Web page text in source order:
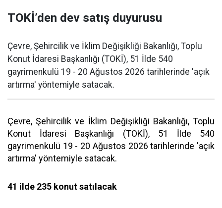
TOKİ’den dev satış duyurusu
Çevre, Şehircilik ve İklim Değişikliği Bakanlığı, Toplu
Konut İdaresi Başkanlığı (TOKİ), 51 İlde 540
gayrimenkulü 19 - 20 Ağustos 2026 tarihlerinde 'açık
artırma' yöntemiyle satacak.
Çevre, Şehircilik ve İklim Değişikliği Bakanlığı, Toplu
Konut İdaresi Başkanlığı (TOKİ), 51 İlde 540
gayrimenkulü 19 - 20 Ağustos 2026 tarihlerinde 'açık
artırma' yöntemiyle satacak.
41 ilde 235 konut satılacak